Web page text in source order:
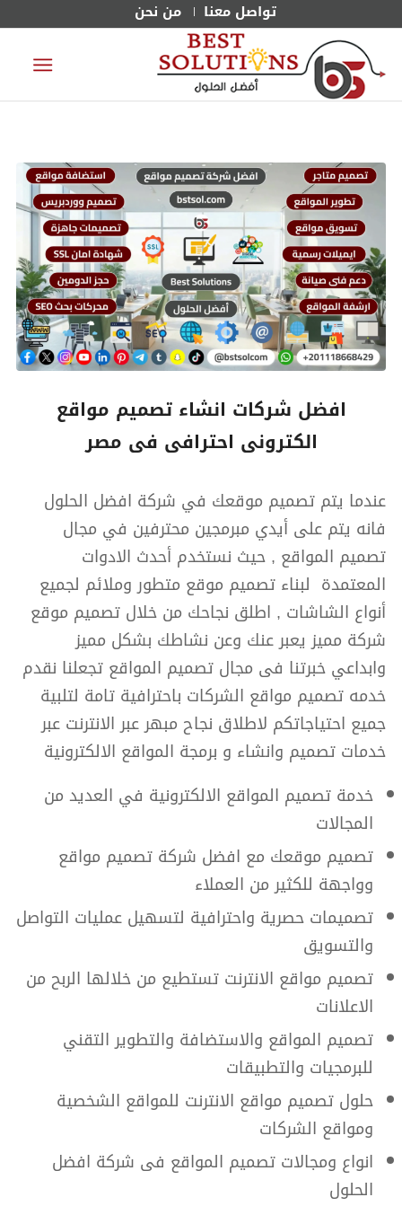
تواصل معنا من نحن
افضل شركات انشاء تصميم مواقع
الكترونى احترافى فى مصر
عندما يتم تصميم موقعك في شركة افضل الحلول
فانه يتم على أيدي مبرمجين محترفين في مجال
تصميم المواقع , حيث نستخدم أحدث الادوات
المعتمدة لبناء تصميم موقع متطور وملائم لجميع
أنواع الشاشات , اطلق نجاحك من خلال تصميم موقع
شركة مميز يعبر عنك وعن نشاطك بشكل مميز
وابداعي خبرتنا فى مجال تصميم المواقع تجعلنا نقدم
خدمه تصميم مواقع الشركات باحترافية تامة لتلبية
جميع احتياجاتكم لاطلاق نجاح مبهر عبر الانترنت عبر
خدمات تصميم وانشاء و برمجة المواقع الالكترونية
خدمة تصميم المواقع الالكترونية في العديد من
المجالات
تصميم موقعك مع افضل شركة تصميم مواقع
وواجهة للكثير من العملاء
تصميمات حصرية واحترافية لتسهيل عمليات التواصل
والتسويق
تصميم مواقع الانترنت تستطيع من خلالها الربح من
الاعلانات
تصميم المواقع والاستضافة والتطوير التقني
للبرمجيات والتطبيقات
حلول تصميم مواقع الانترنت للمواقع الشخصية
ومواقع الشركات
انواع ومجالات تصميم المواقع فى شركة افضل
الحلول